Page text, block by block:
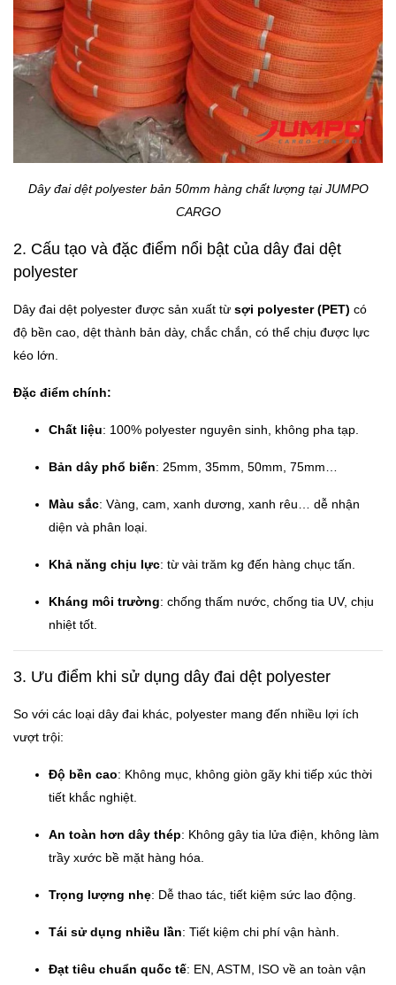
Dây đai dệt polyester bản 50mm hàng chất lượng tại JUMPO
CARGO
2. Cấu tạo và đặc điểm nổi bật của dây đai dệt
polyester
Dây đai dệt polyester được sản xuất từ sợi polyester (PET) có
độ bền cao, dệt thành bản dày, chắc chắn, có thể chịu được lực
kéo lớn.
Đặc điểm chính:
Chất liệu: 100% polyester nguyên sinh, không pha tạp.
Bản dây phổ biến: 25mm, 35mm, 50mm, 75mm…
Màu sắc: Vàng, cam, xanh dương, xanh rêu… dễ nhận
diện và phân loại.
Khả năng chịu lực: từ vài trăm kg đến hàng chục tấn.
Kháng môi trường: chống thấm nước, chống tia UV, chịu
nhiệt tốt.
3. Ưu điểm khi sử dụng dây đai dệt polyester
So với các loại dây đai khác, polyester mang đến nhiều lợi ích
vượt trội:
Độ bền cao: Không mục, không giòn gãy khi tiếp xúc thời
tiết khắc nghiệt.
An toàn hơn dây thép: Không gây tia lửa điện, không làm
trầy xước bề mặt hàng hóa.
Trọng lượng nhẹ: Dễ thao tác, tiết kiệm sức lao động.
Tái sử dụng nhiều lần: Tiết kiệm chi phí vận hành.
Đạt tiêu chuẩn quốc tế: EN, ASTM, ISO về an toàn vận